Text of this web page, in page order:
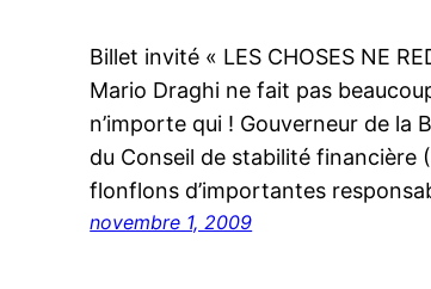
Billet invité « LES CHOSES NE
Mario Draghi ne fait pas
n’importe qui ! Gouverneur de la
du Conseil de stabilité financière
flonflons d’importantes
novembre 1, 2009